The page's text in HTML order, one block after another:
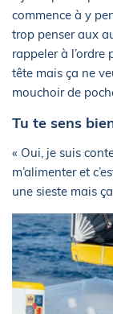
commence à y
trop penser aux
rappeler à l’ordre
tête mais ça ne
mouchoir de
Tu te sens
« Oui, je suis
m’alimenter et
une sieste mais